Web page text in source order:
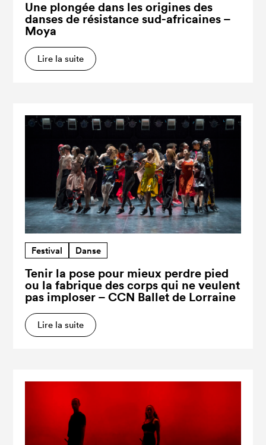
Une plongée dans les origines des
danses de résistance sud-africaines –
Moya
Lire la suite
Festival Danse
Tenir la pose pour mieux perdre pied
ou la fabrique des corps qui ne veulent
pas imploser – CCN Ballet de Lorraine
Lire la suite